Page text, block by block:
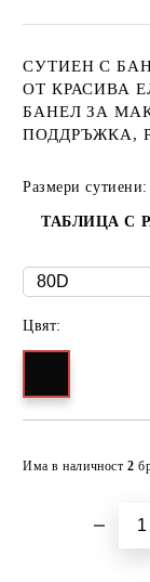
СУТИЕН С
ОТ КРАСИВА
БАНЕЛ ЗА
ПОДДРЪЖКА,
Размери сутиени:
ТАБЛИЦА С
Цвят:
Има в наличност 2